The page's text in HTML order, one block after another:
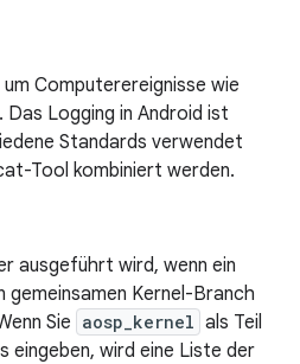
Computerereignisse wie
Das Logging in Android ist
Standards verwendet
Tool kombiniert werden.
ausgeführt wird, wenn ein
gemeinsamen Kernel-Branch
Sie aosp_kernel als Teil
eingeben, wird eine Liste der